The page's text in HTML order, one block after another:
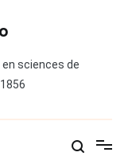
sciences de